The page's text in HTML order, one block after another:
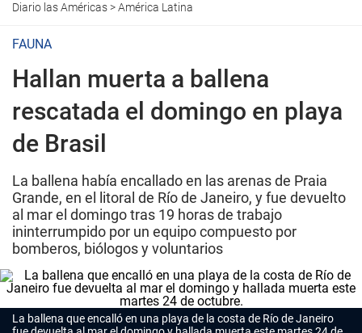
Diario las Américas>América Latina
FAUNA
Hallan muerta a ballena
rescatada el domingo en playa
de Brasil
La ballena había encallado en las arenas de Praia
Grande, en el litoral de Río de Janeiro, y fue devuelto
al mar el domingo tras 19 horas de trabajo
ininterrumpido por un equipo compuesto por
bomberos, biólogos y voluntarios
La ballena que encalló en una playa de la costa de Río de Janeiro